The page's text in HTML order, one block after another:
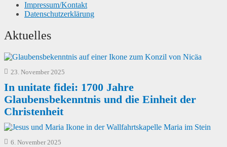
Impressum/Kontakt
Datenschutzerklärung
Aktuelles
23. November 2025
In unitate fidei: 1700 Jahre
Glaubensbekenntnis und die Einheit der
Christenheit
6. November 2025